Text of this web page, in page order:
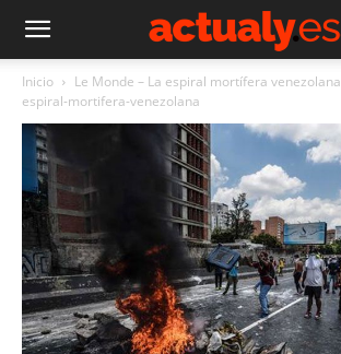
Inicio Le Monde – La espiral mortífera venezolana
espiral-mortifera-venezolana